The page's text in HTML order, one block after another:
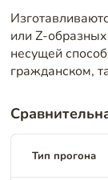
или Z-
несущей
гражданском,
Тип прогона